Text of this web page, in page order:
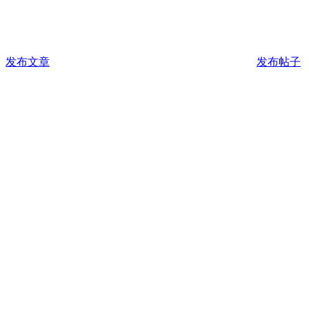
发布文章 发布帖子